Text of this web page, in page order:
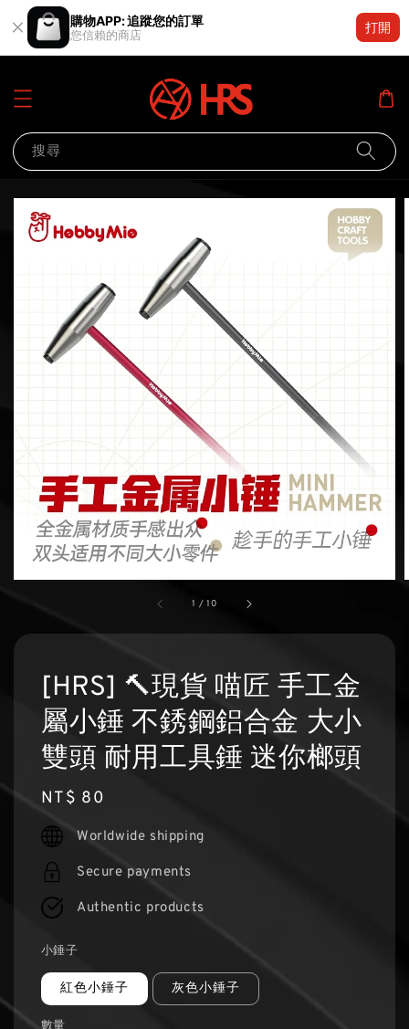
購物APP: 追蹤您的訂單
您信賴的商店
打開
搜尋
1 /10
[HRS] 🔨現貨 喵匠 手工金
屬小錘 不銹鋼鋁合金 大小
雙頭 耐用工具錘 迷你榔頭
Regular
price
NT$ 80
Worldwide shipping
Secure payments
Authentic products
小錘子
紅色小錘子 灰色小錘子
數量